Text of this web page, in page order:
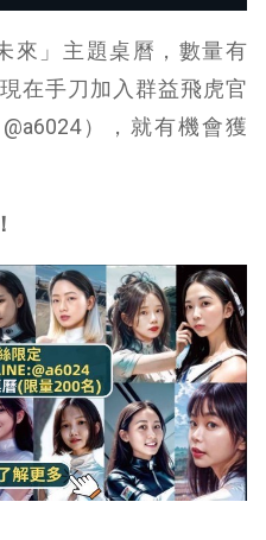
來」主題桌曆，數量有
在手刀加入群益飛虎官
），就有機會獲